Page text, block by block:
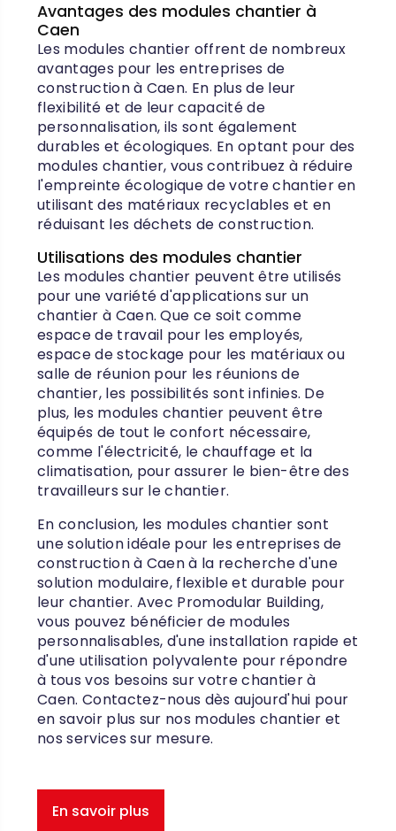
Avantages des modules chantier à
Caen
Les modules chantier offrent de nombreux
avantages pour les entreprises de
construction à Caen. En plus de leur
flexibilité et de leur capacité de
personnalisation, ils sont également
durables et écologiques. En optant pour des
modules chantier, vous contribuez à réduire
l'empreinte écologique de votre chantier en
utilisant des matériaux recyclables et en
réduisant les déchets de construction.
Utilisations des modules chantier
Les modules chantier peuvent être utilisés
pour une variété d'applications sur un
chantier à Caen. Que ce soit comme
espace de travail pour les employés,
espace de stockage pour les matériaux ou
salle de réunion pour les réunions de
chantier, les possibilités sont infinies. De
plus, les modules chantier peuvent être
équipés de tout le confort nécessaire,
comme l'électricité, le chauffage et la
climatisation, pour assurer le bien-être des
travailleurs sur le chantier.
En conclusion, les modules chantier sont
une solution idéale pour les entreprises de
construction à Caen à la recherche d'une
solution modulaire, flexible et durable pour
leur chantier. Avec Promodular Building,
vous pouvez bénéficier de modules
personnalisables, d'une installation rapide et
d'une utilisation polyvalente pour répondre
à tous vos besoins sur votre chantier à
Caen. Contactez-nous dès aujourd'hui pour
en savoir plus sur nos modules chantier et
nos services sur mesure.
En savoir plus